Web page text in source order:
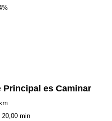
Principal es Caminar
20,00 min
País